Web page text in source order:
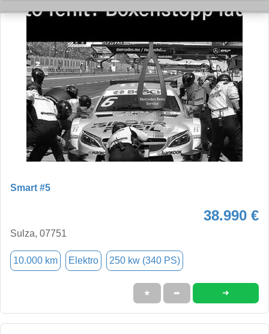
Smart #5
38.990 €
Sulza, 07751
10.000 km Elektro 250 kw (340 PS)
★ ➦ ➜